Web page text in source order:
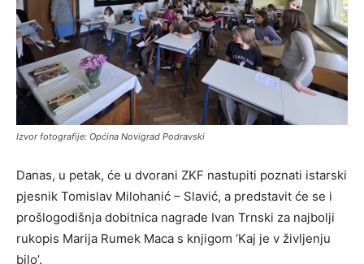
Izvor fotografije: Općina Novigrad Podravski
Danas, u petak, će u dvorani ZKF nastupiti poznati istarski
pjesnik Tomislav Milohanić – Slavić, a predstavit će se i
prošlogodišnja dobitnica nagrade Ivan Trnski za najbolji
rukopis Marija Rumek Maca s knjigom ‘Kaj je v življenju
bilo’.